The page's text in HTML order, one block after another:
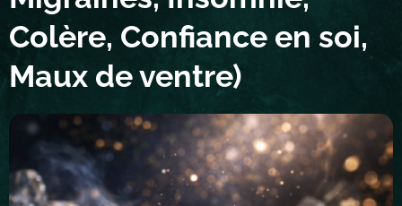
Colère, Confiance en soi,
Maux de ventre)